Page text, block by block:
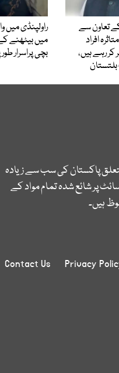
تعاون سے
افراد
کر رہے ہیں،
راولپنڈی میں
بچی پراسرار طور
پاکستان کی سب سے زیادہ
پر شائع شدہ تمام مواد کے
ہیں۔
Privacy
Contact Us